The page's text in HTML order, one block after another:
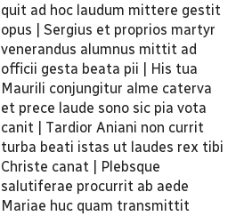
quit ad hoc laudum mittere gestit
opus | Sergius et proprios martyr
venerandus alumnus mittit ad
officii gesta beata pii | His tua
Maurili conjungitur alme caterva
et prece laude sono sic pia vota
canit | Tardior Aniani non currit
turba beati istas ut laudes rex tibi
Christe canat | Plebsque
salutiferae procurrit ab aede
Mariae huc quam transmittit